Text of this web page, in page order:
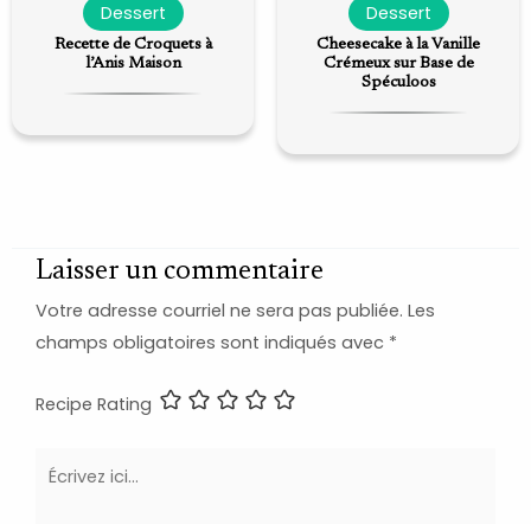
Dessert
Recette de Croquets à
l’Anis Maison
Dessert
Cheesecake à la Vanille
Crémeux sur Base de
Spéculoos
Laisser un commentaire
Votre adresse courriel ne sera pas publiée. Les
champs obligatoires sont indiqués avec *
Recipe Rating
Écrivez